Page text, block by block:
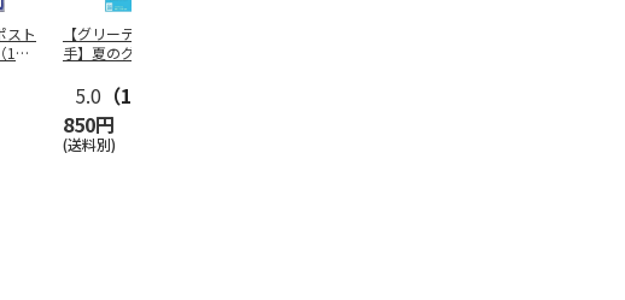
スト
1個
【グリーティング切
手】夏のグリーティ
5.0 （10）
850円
(送料別)